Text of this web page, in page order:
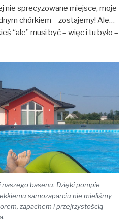
nie sprecyzowane miejsce, moje
chórkiem – zostajemy! Ale…
“ale” musi być – więc i tu było –
basenu. Dzięki pompie
samozaparciu nie mieliśmy
zapachem i przejrzystością